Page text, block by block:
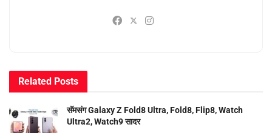
Related Posts
सॅमसंग Galaxy Z Fold8 Ultra, Fold8, Flip8, Watch
Ultra2, Watch9 सादर